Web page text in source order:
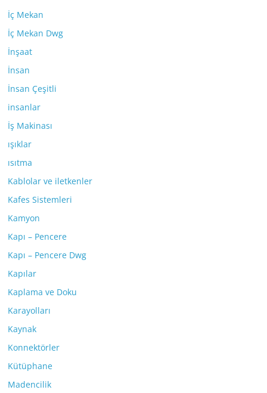
İç Mekan
İç Mekan Dwg
İnşaat
İnsan
İnsan Çeşitli
insanlar
İş Makinası
ışıklar
ısıtma
Kablolar ve iletkenler
Kafes Sistemleri
Kamyon
Kapı – Pencere
Kapı – Pencere Dwg
Kapılar
Kaplama ve Doku
Karayolları
Kaynak
Konnektörler
Kütüphane
Madencilik